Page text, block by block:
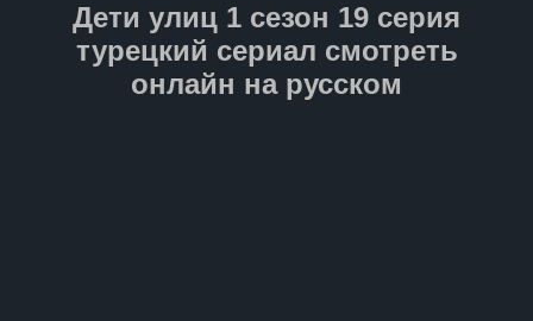
Дети улиц 1 сезон 19 серия
турецкий сериал смотреть
онлайн на русском